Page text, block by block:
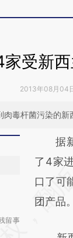
受新
2013年08月04
毒杆菌污染的新
留事
请务
AI
据新
了4家
口了可
团产品。